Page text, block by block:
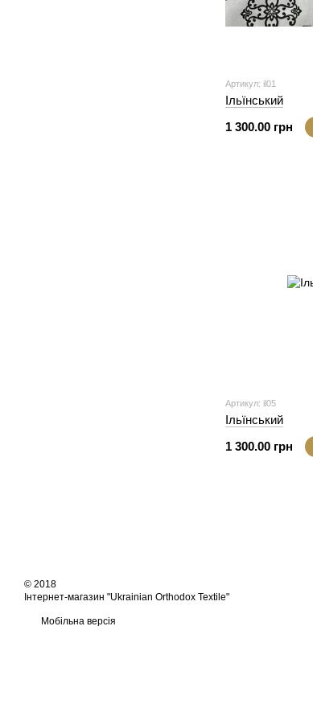
Артикул: il01
Ільїнський
1 300.00 грн
Артикул: il05
Ільїнський
1 300.00 грн
© 2018
Інтернет-магазин "Ukrainian Orthodox Textile"
Мобільна версія